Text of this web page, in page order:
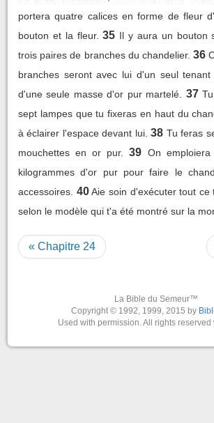
portera quatre calices en forme de fleur
bouton et la fleur. 35 Il y aura un bouton
trois paires de branches du chandelier. 36
branches seront avec lui d'un seul
d'une seule masse d'or pur martelé.
37
sept lampes que tu fixeras en haut du
à éclairer l'espace devant lui. 38 Tu feras
mouchettes en or pur.
39 On
kilogrammes d'or pur pour faire le
accessoires. 40 Aie soin d'exécuter tout ce
selon le modèle qui t'a été montré sur la
« Chapitre 24
La Bible du Semeur™
Copyright © 1992, 1999, 2015 by
Used with permission. All rights